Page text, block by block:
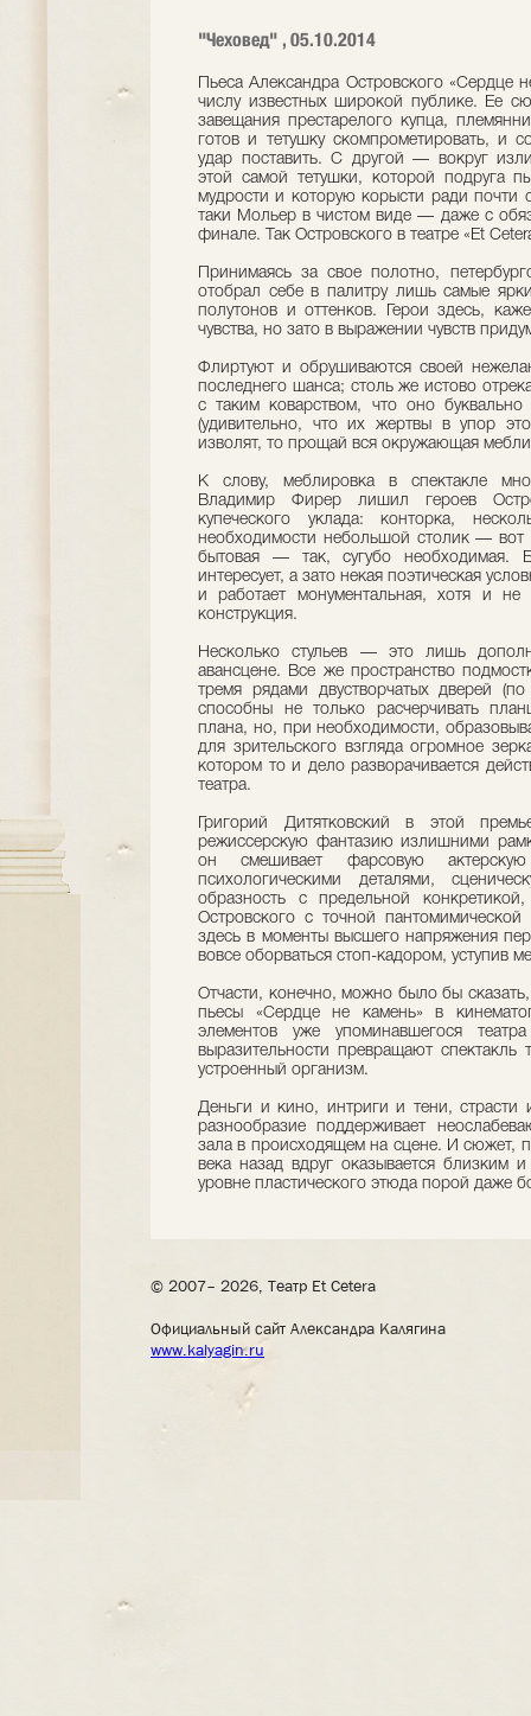
"Чеховед" , 05.10.2014
Пьеса Александра Островского
числу известных широкой публике. Ее
завещания престарелого купца,
готов и тетушку скомпрометировать, и
удар поставить. С другой — вокруг
этой самой тетушки, которой подруга
мудрости и которую корысти ради почти
таки Мольер в чистом виде — даже с
финале. Так Островского в театре «Et
Принимаясь за свое полотно,
отобрал себе в палитру лишь самые
полутонов и оттенков. Герои здесь,
чувства, но зато в выражении чувств
Флиртуют и обрушиваются своей
последнего шанса; столь же истово
с таким коварством, что оно буквально
(удивительно, что их жертвы в упор
изволят, то прощай вся окружающая
К слову, меблировка в спектакле
Владимир Фирер лишил героев
купеческого уклада: конторка,
необходимости небольшой столик — вот
бытовая — так, сугубо необходимая.
интересует, а зато некая поэтическая
и работает монументальная, хотя и не
конструкция.
Несколько стульев — это лишь
авансцене. Все же пространство
тремя рядами двустворчатых дверей
способны не только расчерчивать
плана, но, при необходимости,
для зрительского взгляда огромное
котором то и дело разворачивается
театра.
Григорий Дитятковский в этой
режиссерскую фантазию излишними
он смешивает фарсовую
психологическими деталями,
образность с предельной
Островского с точной
здесь в моменты высшего напряжения
вовсе оборваться стоп-кадором, уступив
Отчасти, конечно, можно было бы
пьесы «Сердце не камень» в
элементов уже упоминавшегося
выразительности превращают
устроенный организм.
Деньги и кино, интриги и тени,
разнообразие поддерживает
зала в происходящем на сцене. И сюжет,
века назад вдруг оказывается близким
уровне пластического этюда порой даже
© 2007– 2026, Театр Et Cetera
Официальный сайт Александра Калягина
www.kalyagin.ru